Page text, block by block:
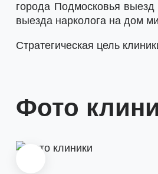
города Подмосковья
выезда нарколога на дом
Стратегическая цель
Фото